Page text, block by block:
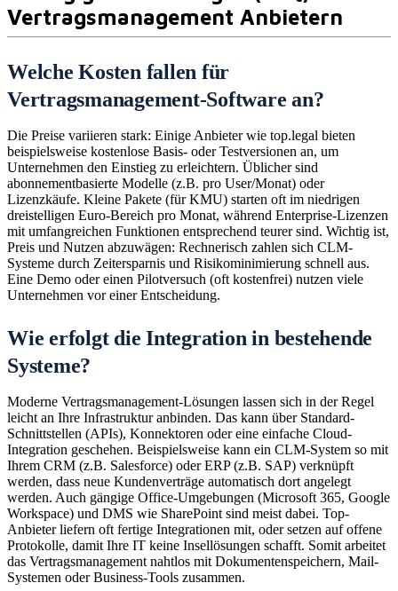
Vertragsmanagement Anbietern
Welche Kosten fallen für
Vertragsmanagement-Software an?
Die Preise variieren stark: Einige Anbieter wie top.legal bieten
beispielsweise kostenlose Basis- oder Testversionen an, um
Unternehmen den Einstieg zu erleichtern. Üblicher sind
abonnementbasierte Modelle (z.B. pro User/Monat) oder
Lizenzkäufe. Kleine Pakete (für KMU) starten oft im niedrigen
dreistelligen Euro-Bereich pro Monat, während Enterprise-Lizenzen
mit umfangreichen Funktionen entsprechend teurer sind. Wichtig ist,
Preis und Nutzen abzuwägen: Rechnerisch zahlen sich CLM-
Systeme durch Zeitersparnis und Risikominimierung schnell aus.
Eine Demo oder einen Pilotversuch (oft kostenfrei) nutzen viele
Unternehmen vor einer Entscheidung.
Wie erfolgt die Integration in bestehende
Systeme?
Moderne Vertragsmanagement-Lösungen lassen sich in der Regel
leicht an Ihre Infrastruktur anbinden. Das kann über Standard-
Schnittstellen (APIs), Konnektoren oder eine einfache Cloud-
Integration geschehen. Beispielsweise kann ein CLM-System so mit
Ihrem CRM (z.B. Salesforce) oder ERP (z.B. SAP) verknüpft
werden, dass neue Kundenverträge automatisch dort angelegt
werden. Auch gängige Office-Umgebungen (Microsoft 365, Google
Workspace) und DMS wie SharePoint sind meist dabei. Top-
Anbieter liefern oft fertige Integrationen mit, oder setzen auf offene
Protokolle, damit Ihre IT keine Insellösungen schafft. Somit arbeitet
das Vertragsmanagement nahtlos mit Dokumentenspeichern, Mail-
Systemen oder Business-Tools zusammen.